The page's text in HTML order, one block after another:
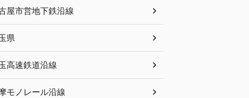
屋市営地下鉄沿線
県
高速鉄道沿線
モノレール沿線